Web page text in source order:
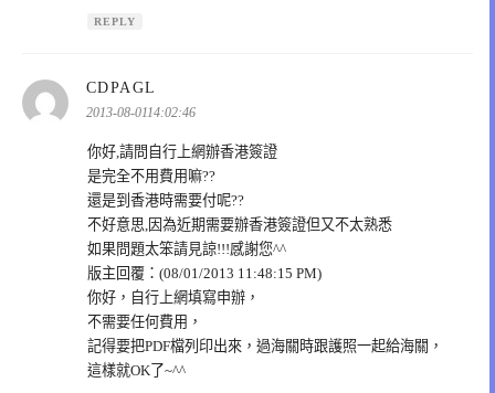
REPLY
CDPAGL
示:
2013-08-0114:02:46
你好,請問自行上網辦香港簽證
是完全不用費用嘛??
還是到香港時需要付呢??
不好意思,因為近期需要辦香港簽證但又不太熟悉
如果問題太笨請見諒!!!感謝您^^
版主回覆：(08/01/2013 11:48:15 PM)
你好，自行上網填寫申辦，
不需要任何費用，
記得要把PDF檔列印出來，過海關時跟護照一起給海關，
這樣就OK了~^^